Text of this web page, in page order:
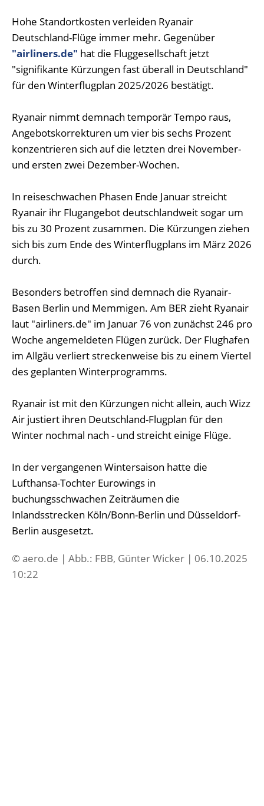
Hohe Standortkosten verleiden Ryanair
Deutschland-Flüge immer mehr. Gegenüber
"airliners.de" hat die Fluggesellschaft jetzt
"signifikante Kürzungen fast überall in Deutschland"
für den Winterflugplan 2025/2026 bestätigt.
Ryanair nimmt demnach temporär Tempo raus,
Angebotskorrekturen um vier bis sechs Prozent
konzentrieren sich auf die letzten drei November-
und ersten zwei Dezember-Wochen.
In reiseschwachen Phasen Ende Januar streicht
Ryanair ihr Flugangebot deutschlandweit sogar um
bis zu 30 Prozent zusammen. Die Kürzungen ziehen
sich bis zum Ende des Winterflugplans im März 2026
durch.
Besonders betroffen sind demnach die Ryanair-
Basen Berlin und Memmigen. Am BER zieht Ryanair
laut "airliners.de" im Januar 76 von zunächst 246 pro
Woche angemeldeten Flügen zurück. Der Flughafen
im Allgäu verliert streckenweise bis zu einem Viertel
des geplanten Winterprogramms.
Ryanair ist mit den Kürzungen nicht allein, auch Wizz
Air justiert ihren Deutschland-Flugplan für den
Winter nochmal nach - und streicht einige Flüge.
In der vergangenen Wintersaison hatte die
Lufthansa-Tochter Eurowings in
buchungsschwachen Zeiträumen die
Inlandsstrecken Köln/Bonn-Berlin und Düsseldorf-
Berlin ausgesetzt.
© aero.de | Abb.: FBB, Günter Wicker | 06.10.2025
10:22